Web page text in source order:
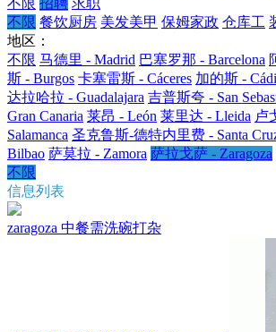
不限 招聘 求职
不限 餐饮厨房 美发美甲 保姆家政 仓库工
地区：
不限 马德里 - Madrid 巴塞罗那 - Barcelona
斯 - Burgos 卡塞雷斯 - Cáceres 加的斯 -
达拉哈拉 - Guadalajara 吉普斯夸 - San
Gran Canaria 莱昂 - León 莱里达 - Lleida 卢
Salamanca 圣克鲁斯-德特内里费 - Santa
Bilbao 萨莫拉 - Zamora 萨拉戈萨 - Zaragoza
不限
信息列表
zaragoza 中餐需洗碗打杂